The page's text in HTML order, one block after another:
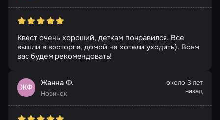
Квест очень хороший, деткам понравился. Все
вышли в восторге, домой не хотели уходить). Всем
вас будем рекомендовать!
ЖФ Жанна Ф.
Новичок
около 3 лет
назад